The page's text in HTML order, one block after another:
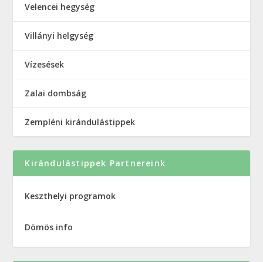
Velencei hegység
Villányi helgység
Vízesések
Zalai dombság
Zempléni kirándulástippek
Kirándulástippek Partnereink
Keszthelyi programok
Dömös info